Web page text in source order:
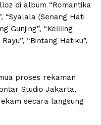
di album “Romantika
“Syalala (Senang Hati
Gunjing”, “Keliling
“Bintang Hatiku”,
proses rekaman
Studio Jakarta,
secara langsung